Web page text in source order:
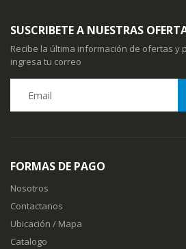
SUSCRIBETE A NUESTRAS
Recibe la última información de ofertas y
ingresa tu correo
FORMAS DE PAGO
Nosotros
Contactanos
Ubicación / Mapa
Catalogo